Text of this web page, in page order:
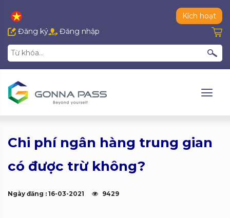
Kích hoạt
Đăng ký
Đăng nhập
Chi phí ngân hàng trung gian
có được trừ không?
Ngày đăng : 16-03-2021 9429